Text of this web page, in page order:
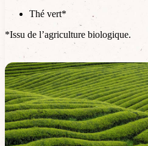
Thé vert*
*Issu de l’agriculture biologique.